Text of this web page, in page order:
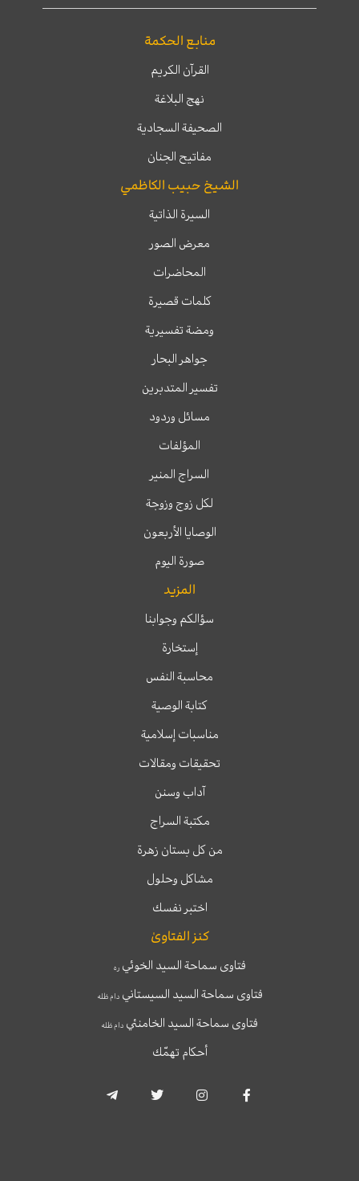
منابع الحكمة
القرآن الكريم
نهج البلاغة
الصحيفة السجادية
مفاتيح الجنان
الشيخ حبيب الكاظمي
السيرة الذاتية
معرض الصور
المحاضرات
كلمات قصيرة
ومضة تفسيرية
جواهر البحار
تفسير المتدبرين
مسائل وردود
المؤلفات
السراج المنير
لكل زوج وزوجة
الوصايا الأربعون
صورة اليوم
المزيد
سؤالكم وجوابنا
إستخارة
محاسبة النفس
كتابة الوصية
مناسبات إسلامية
تحقيقات ومقالات
آداب وسنن
مكتبة السراج
من كل بستان زهرة
مشاكل وحلول
اختبر نفسك
كنز الفتاوىٰ
فتاوى سماحة السيد الخوئيره
فتاوى سماحة السيد السيستانيدام ظله
فتاوى سماحة السيد الخامنئي دام ظله
أحكام تهمّك
c
s
i
l